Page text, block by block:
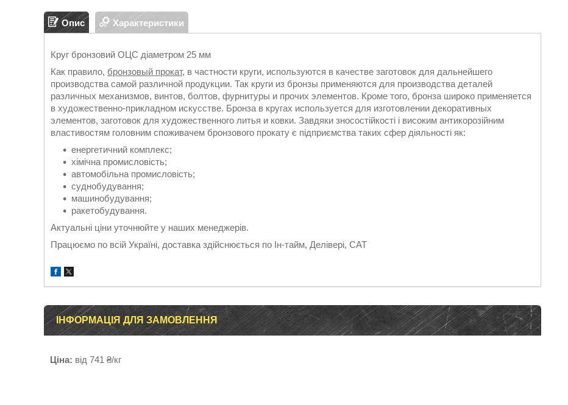
Опис Характеристики
Круг бронзовий ОЦС діаметром 25 мм
Как правило, бронзовый прокат, в частности круги, используются в качестве заготовок для дальнейшего
производства самой различной продукции. Так круги из бронзы применяются для производства деталей
различных механизмов, винтов, болтов, фурнитуры и прочих элементов. Кроме того, бронза широко применяется
в художественно-прикладном искусстве. Бронза в кругах используется для изготовлении декоративных
элементов, заготовок для художественного литья и ковки. Завдяки зносостійкості і високим антикорозійним
властивостям головним споживачем бронзового прокату є підприємства таких сфер діяльності як:
енергетичний комплекс;
хімічна промисловість;
автомобільна промисловість;
суднобудування;
машинобудування;
ракетобудування.
Актуальні ціни уточнюйте у наших менеджерів.
Працюємо по всій Україні, доставка здійснюється по Ін-тайм, Делівері, САТ
ІНФОРМАЦІЯ ДЛЯ ЗАМОВЛЕННЯ
Ціна: від 741 ₴/кг